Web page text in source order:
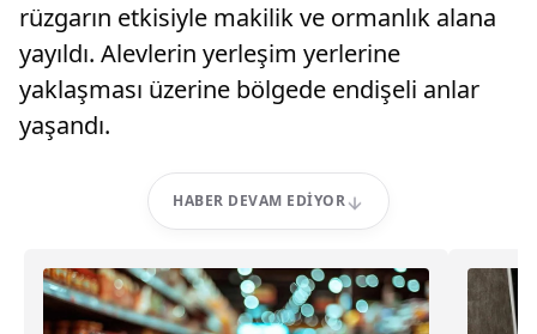
rüzgarın etkisiyle makilik ve ormanlık alana
yayıldı. Alevlerin yerleşim yerlerine
yaklaşması üzerine bölgede endişeli anlar
yaşandı.
HABER DEVAM EDIYOR